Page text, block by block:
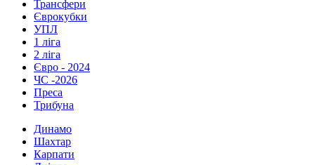
Трансфери
Єврокубки
УПЛ
1 ліга
2 ліга
Євро - 2024
ЧС -2026
Преса
Трибуна
Динамо
Шахтар
Карпати